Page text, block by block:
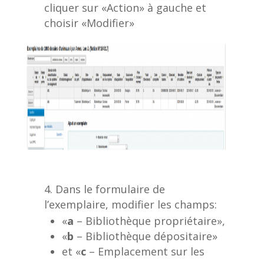
cliquer sur «Action» à gauche et
choisir «Modifier»
Dans le formulaire de
l’exemplaire, modifier les champs:
«a – Bibliothèque propriétaire»,
«b – Bibliothèque dépositaire»
et «c– Emplacement sur les